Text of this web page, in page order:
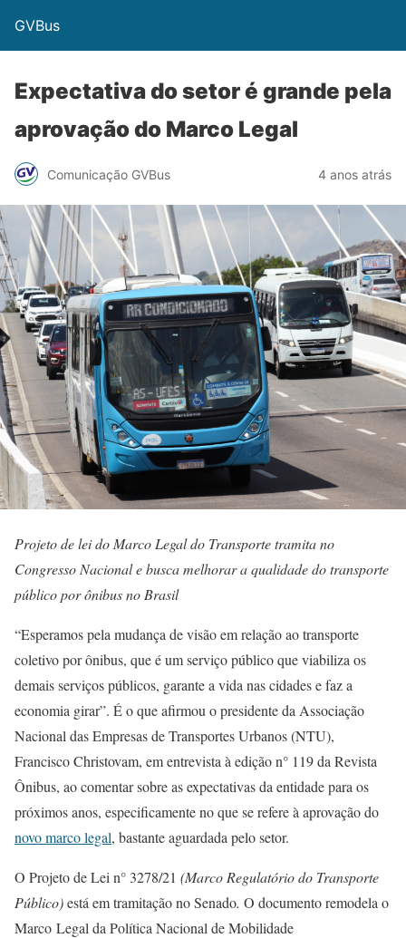
GVBus
Expectativa do setor é grande pela
aprovação do Marco Legal
Comunicação GVBus 4 anos atrás
Projeto de lei do Marco Legal do Transporte tramita no
Congresso Nacional e busca melhorar a qualidade do transporte
público por ônibus no Brasil
“Esperamos pela mudança de visão em relação ao transporte
coletivo por ônibus, que é um serviço público que viabiliza os
demais serviços públicos, garante a vida nas cidades e faz a
economia girar”. É o que afirmou o presidente da Associação
Nacional das Empresas de Transportes Urbanos (NTU),
Francisco Christovam, em entrevista à edição n° 119 da Revista
Ônibus, ao comentar sobre as expectativas da entidade para os
próximos anos, especificamente no que se refere à aprovação do
novo marco legal, bastante aguardada pelo setor.
O Projeto de Lei n° 3278/21 (Marco Regulatório do Transporte
Público)está em tramitação no Senado. O documento remodela o
Marco Legal da Política Nacional de Mobilidade